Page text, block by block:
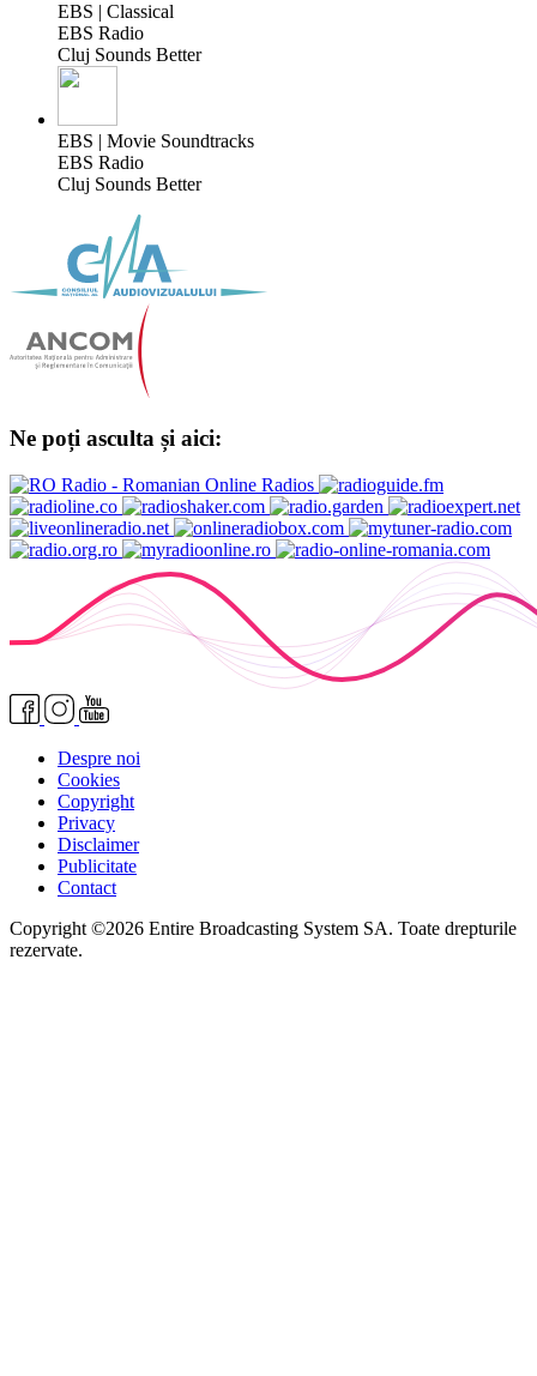
EBS | Classical
EBS Radio
Cluj Sounds Better
EBS | Movie Soundtracks
EBS Radio
Cluj Sounds Better
Ne poți asculta și aici:
Despre noi
Cookies
Copyright
Privacy
Disclaimer
Publicitate
Contact
Copyright ©2026 Entire Broadcasting System SA. Toate drepturile
rezervate.